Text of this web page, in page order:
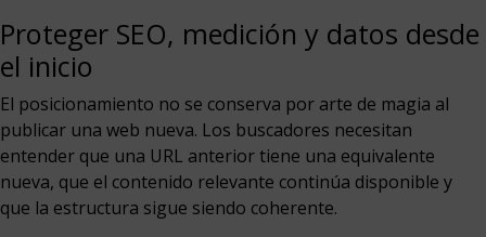
Proteger SEO, medición y datos desde
el inicio
El posicionamiento no se conserva por arte de magia al
publicar una web nueva. Los buscadores necesitan
entender que una URL anterior tiene una equivalente
nueva, que el contenido relevante continúa disponible y
que la estructura sigue siendo coherente.